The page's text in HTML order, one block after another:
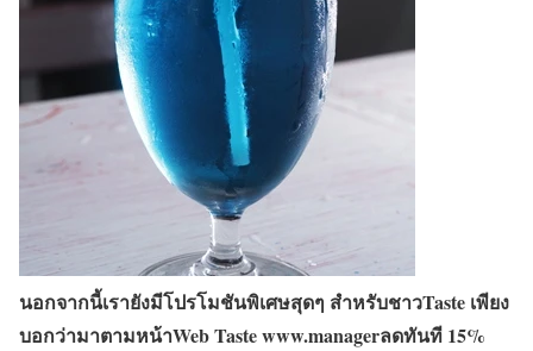
นอกจากนี้เรายังมีโปรโมชันพิเศษสุดๆ สำหรับชาวTaste เพียง
บอกว่ามาตามหน้าWeb Taste www.managerลดทันที 15%